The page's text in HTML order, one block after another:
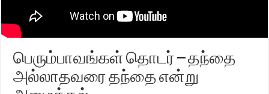
பெரும்பாவங்கள் தொடர் – தந்தை
அல்லாதவரை தந்தை என்று